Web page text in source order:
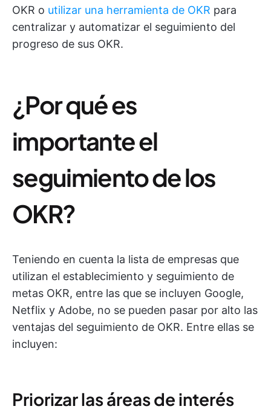
OKR o utilizar una herramienta de OKR para
centralizar y automatizar el seguimiento del
progreso de sus OKR.
¿Por qué es
importante el
seguimiento de los
OKR?
Teniendo en cuenta la lista de empresas que
utilizan el establecimiento y seguimiento de
metas OKR, entre las que se incluyen Google,
Netflix y Adobe, no se pueden pasar por alto las
ventajas del seguimiento de OKR. Entre ellas se
incluyen:
Priorizar las áreas de interés